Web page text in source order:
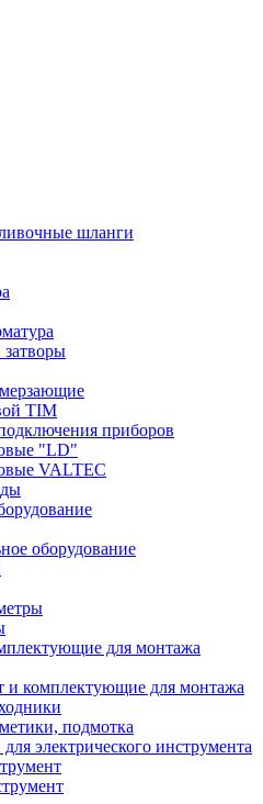
шланги
TIM
приборов
"LD"
VALTEC
оборудование
для монтажа
и комплектующие для монтажа
подмотка
электрического инструмента